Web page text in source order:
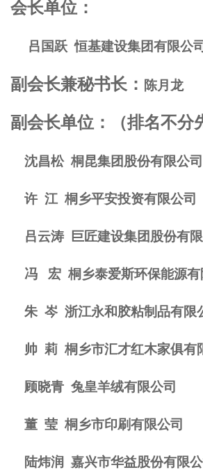
会长单位：
吕国跃 恒基建设集团有限公司
副会长兼秘书长： 陈月龙
副会长单位：（排名不分
沈昌松 桐昆集团股份有限公司
许 江 桐乡平安投资有限公司
吕云涛 巨匠建设集团股份有
冯 宏 桐乡泰爱斯环保能源有
朱 岑 浙江永和胶粘制品有限
帅 莉 桐乡市汇才红木家俱有
顾晓青 兔皇羊绒有限公司
董 莹 桐乡市印刷有限公司
陆炜润 嘉兴市华益股份有限